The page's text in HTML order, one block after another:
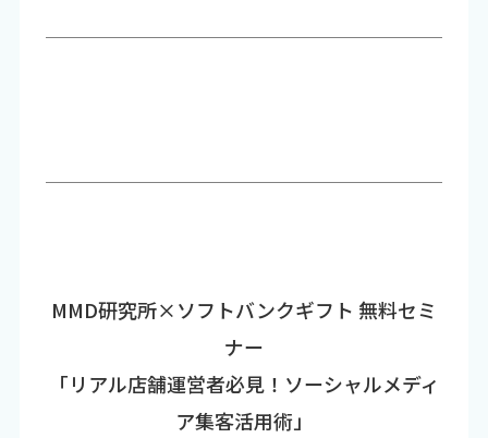
MMD研究所×ソフトバンクギフト 無料セミ
ナー
「リアル店舗運営者必見！ソーシャルメディ
ア集客活用術」